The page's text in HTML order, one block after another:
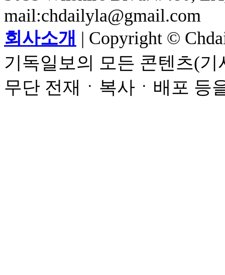
mail:chdailyla@gmail.com
회사소개 | Copyright ©
기독일보의 모든 콘텐츠(
무단 전재ㆍ복사ㆍ배포 등